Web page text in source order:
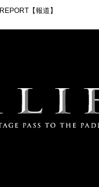
REPORT【報道】